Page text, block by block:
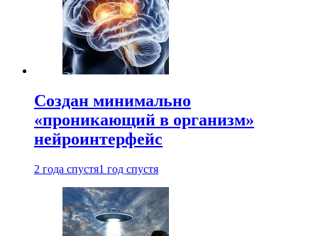
Создан минимально
«проникающий в организм»
нейроинтерфейс
2 года спустя1 год спустя